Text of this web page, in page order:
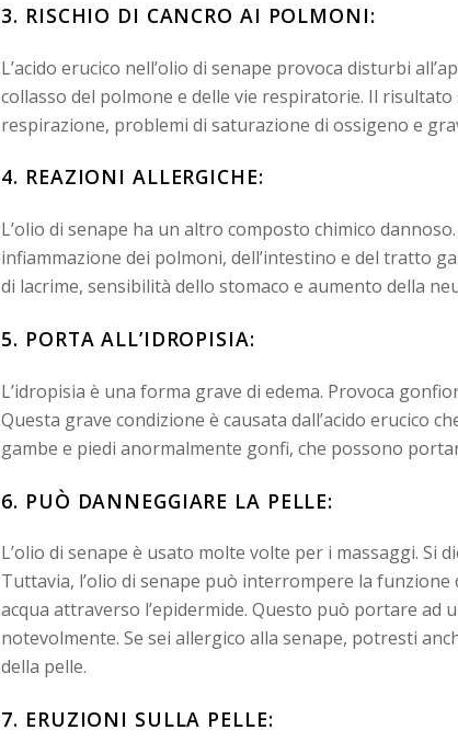
3. RISCHIO DI CANCRO AI POLMONI:
L’acido erucico nell’olio di senape provoca disturbi
collasso del polmone e delle vie respiratorie. Il
respirazione, problemi di saturazione di ossigeno e
4. REAZIONI ALLERGICHE:
L’olio di senape ha un altro composto chimico
infiammazione dei polmoni, dell’intestino e del tratto
di lacrime, sensibilità dello stomaco e aumento della
5. PORTA ALL’IDROPISIA:
L’idropisia è una forma grave di edema. Provoca
Questa grave condizione è causata dall’acido erucico
gambe e piedi anormalmente gonfi, che possono
6. PUÒ DANNEGGIARE LA PELLE:
L’olio di senape è usato molte volte per i massaggi. Si
Tuttavia, l’olio di senape può interrompere la
acqua attraverso l’epidermide. Questo può portare
notevolmente. Se sei allergico alla senape, potresti
della pelle.
7. ERUZIONI SULLA PELLE: